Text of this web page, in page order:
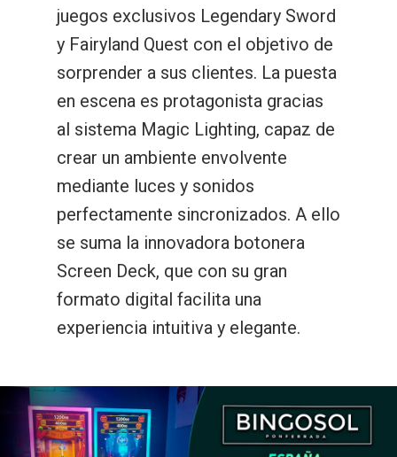
juegos exclusivos Legendary Sword
y Fairyland Quest con el objetivo de
sorprender a sus clientes. La puesta
en escena es protagonista gracias
al sistema Magic Lighting, capaz de
crear un ambiente envolvente
mediante luces y sonidos
perfectamente sincronizados. A ello
se suma la innovadora botonera
Screen Deck, que con su gran
formato digital facilita una
experiencia intuitiva y elegante.